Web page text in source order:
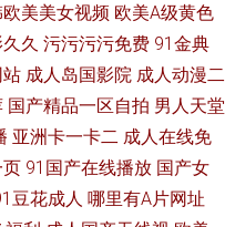
欧美美女视频 欧美A级黄色
久 污污污污免费 91金典
成人岛国影院 成人动漫二
国产精品一区自拍 男人天堂
亚洲卡一卡二 成人在线免
91国产在线播放 国产女
豆花成人 哪里有A片网址